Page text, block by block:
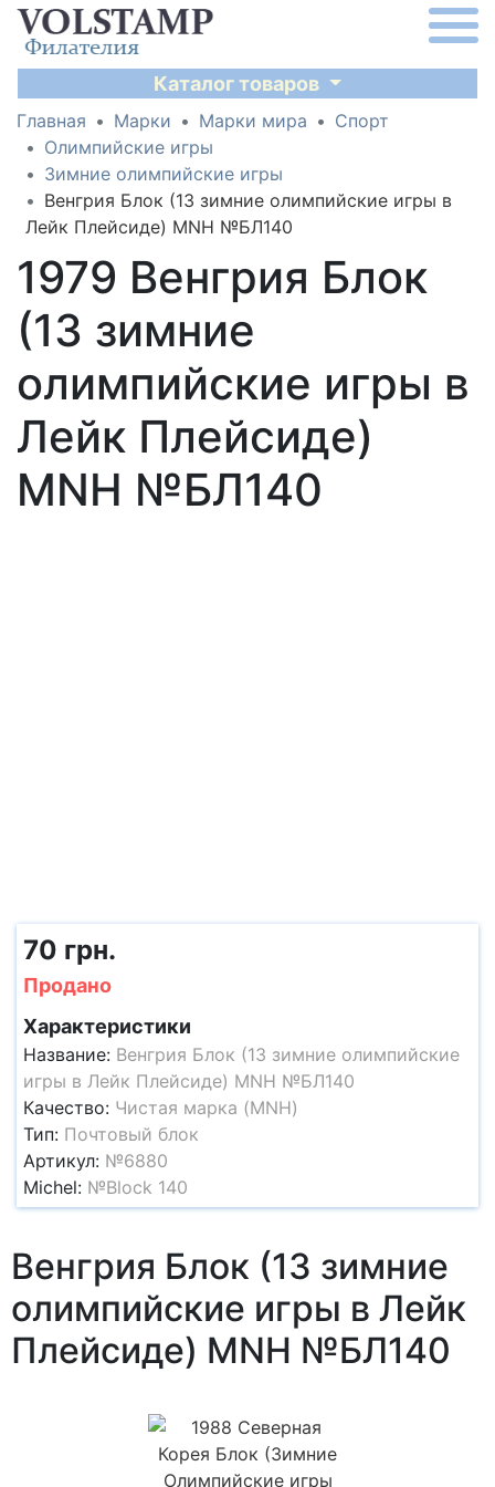
Каталог товаров
Главная Марки Марки мира
Спорт
Олимпийские игры
Зимние олимпийские игры
Венгрия Блок (13 зимние олимпийские игры в
Лейк Плейсиде) MNH №БЛ140
1979 Венгрия Блок
(13 зимние
олимпийские игры в
Лейк Плейсиде)
MNH №БЛ140
70 грн.
Продано
Характеристики
Название: Венгрия Блок (13 зимние олимпийские
игры в Лейк Плейсиде) MNH №БЛ140
Качество: Чистая марка (MNH)
Тип: Почтовый блок
Артикул: №6880
Michel: №Block 140
Венгрия Блок (13 зимние
олимпийские игры в Лейк
Плейсиде) MNH №БЛ140